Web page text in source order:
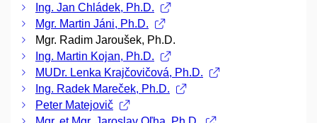
Ing. Jan Chládek, Ph.D.
Mgr. Martin Jáni, Ph.D.
Mgr. Radim Jaroušek, Ph.D.
Ing. Martin Kojan, Ph.D.
MUDr. Lenka Krajčovičová, Ph.D.
Ing. Radek Mareček, Ph.D.
Peter Matejovič